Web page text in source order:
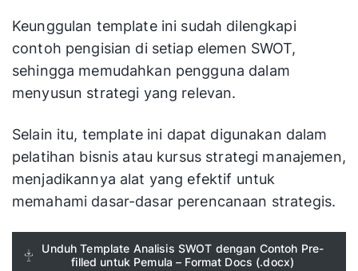
Keunggulan template ini sudah dilengkapi
contoh pengisian di setiap elemen SWOT,
sehingga memudahkan pengguna dalam
menyusun strategi yang relevan.
Selain itu, template ini dapat digunakan dalam
pelatihan bisnis atau kursus strategi manajemen,
menjadikannya alat yang efektif untuk
memahami dasar-dasar perencanaan strategis.
Unduh Template Analisis SWOT dengan Contoh Pre-
filled untuk Pemula – Format Docs (.docx)